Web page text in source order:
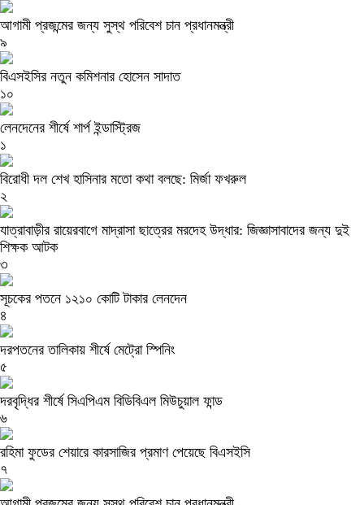
আগামী প্রজন্মের জন্য সুস্থ পরিবেশ চান প্রধানমন্ত্রী
৯
বিএসইসির নতুন কমিশনার হোসেন সাদাত
১০
লেনদেনের শীর্ষে শার্প ইন্ডাস্ট্রিজ
১
বিরোধী দল শেখ হাসিনার মতো কথা বলছে: মির্জা ফখরুল
২
যাত্রাবাড়ীর রায়েরবাগে মাদ্রাসা ছাত্রের মরদেহ উদ্ধার: জিজ্ঞাসাবাদের জন্য দুই
শিক্ষক আটক
৩
সূচকের পতনে ১২১০ কোটি টাকার লেনদেন
৪
দরপতনের তালিকায় শীর্ষে মেট্রো স্পিনিং
৫
দরবৃদ্ধির শীর্ষে সিএপিএম বিডিবিএল মিউচুয়াল ফান্ড
৬
রহিমা ফুডের শেয়ারে কারসাজির প্রমাণ পেয়েছে বিএসইসি
৭